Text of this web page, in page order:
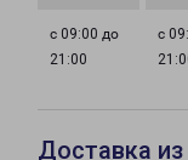
с 09:00 до
21:00
с
Доставка